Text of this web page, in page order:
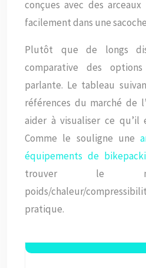
conçues avec des
facilement dans une
Plutôt que de longs
comparative des
parlante. Le tableau
références du marché de
aider à visualiser ce qu’il
Comme le souligne une
équipements de
trouver le
poids/chaleur/
pratique.